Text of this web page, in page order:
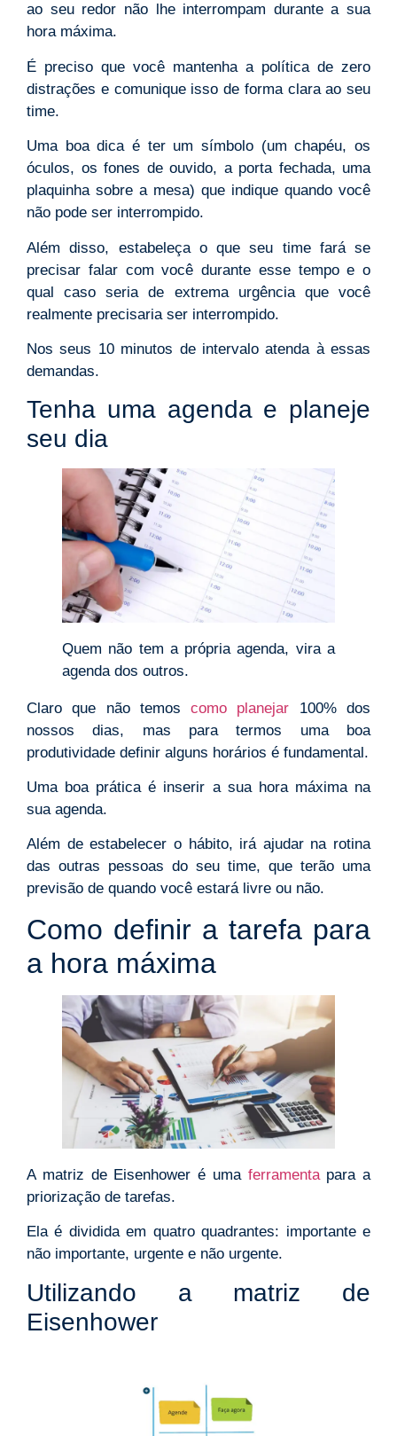
ao seu redor não lhe interrompam durante a sua
hora máxima.
É preciso que você mantenha a política de zero
distrações e comunique isso de forma clara ao seu
time.
Uma boa dica é ter um símbolo (um chapéu, os
óculos, os fones de ouvido, a porta fechada, uma
plaquinha sobre a mesa) que indique quando você
não pode ser interrompido.
Além disso, estabeleça o que seu time fará se
precisar falar com você durante esse tempo e o
qual caso seria de extrema urgência que você
realmente precisaria ser interrompido.
Nos seus 10 minutos de intervalo atenda à essas
demandas.
Tenha uma agenda e planeje
seu dia
Quem não tem a própria agenda, vira a
agenda dos outros.
Claro que não temoscomo planejar 100% dos
nossos dias, mas para termos uma boa
produtividade definir alguns horários é fundamental.
Uma boa prática é inserir a sua hora máxima na
sua agenda.
Além de estabelecer o hábito, irá ajudar na rotina
das outras pessoas do seu time, que terão uma
previsão de quando você estará livre ou não.
Como definir a tarefa para
a hora máxima
A matriz de Eisenhower é uma ferramentapara a
priorização de tarefas.
Ela é dividida em quatro quadrantes: importante e
não importante, urgente e não urgente.
Utilizando a matriz de
Eisenhower